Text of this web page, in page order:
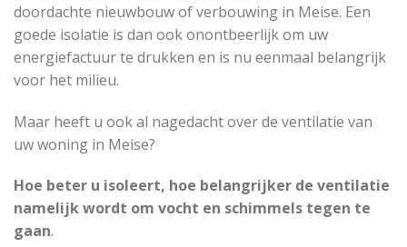
doordachte nieuwbouw of verbouwing in Meise. Een
goede isolatie is dan ook onontbeerlijk om uw
energiefactuur te drukken en is nu eenmaal belangrijk
voor het milieu.
Maar heeft u ook al nagedacht over de ventilatie van
uw woning in Meise?
Hoe beter u isoleert, hoe belangrijker de ventilatie
namelijk wordt om vocht en schimmels tegen te
gaan.